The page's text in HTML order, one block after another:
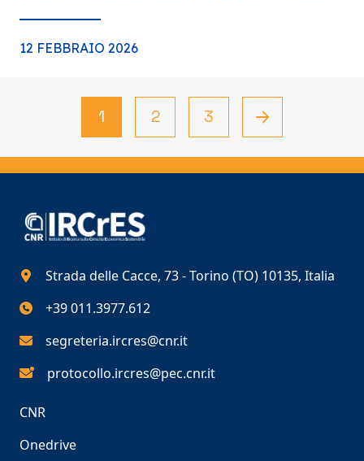
12 FEBBRAIO 2026
1 2 3
Strada delle Cacce, 73 - Torino (TO) 10135, Italia
+39 011.3977.612
segreteria.ircres@cnr.it
protocollo.ircres@pec.cnr.it
CNR
Onedrive